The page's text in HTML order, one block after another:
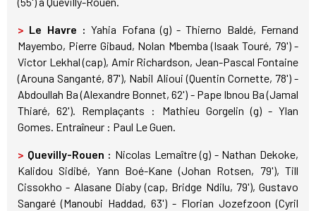
> Le Havre : Yahia Fofana (g) - Thierno Baldé, Fernand
Mayembo, Pierre Gibaud, Nolan Mbemba (Isaak Touré, 79') -
Victor Lekhal (cap), Amir Richardson, Jean-Pascal Fontaine
(Arouna Sanganté, 87'), Nabil Alioui (Quentin Cornette, 78') -
Abdoullah Ba (Alexandre Bonnet, 62') - Pape Ibnou Ba (Jamal
Thiaré, 62'). Remplaçants : Mathieu Gorgelin (g) - Ylan
Gomes. Entraîneur : Paul Le Guen.
> Quevilly-Rouen : Nicolas Lemaître (g) - Nathan Dekoke,
Kalidou Sidibé, Yann Boé-Kane (Johan Rotsen, 79'), Till
Cissokho - Alasane Diaby (cap, Bridge Ndilu, 79'), Gustavo
Sangaré (Manoubi Haddad, 63') - Florian Jozefzoon (Cyril